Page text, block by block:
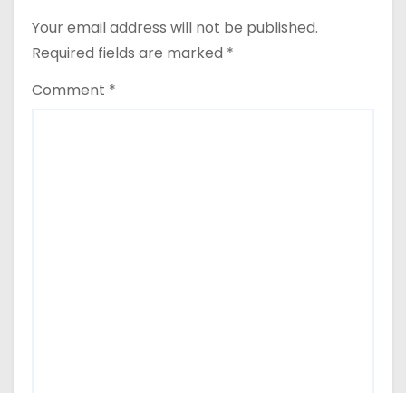
Your email address will not be published.
Required fields are marked *
Comment *